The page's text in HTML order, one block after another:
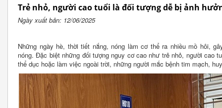
Trẻ nhỏ, người cao tuổi là đối tượng dễ bị ảnh
Ngày xuất bản: 12/06/2025
Những ngày hè, thời tiết nắng, nóng làm cơ thể ra nhiều mồ hôi,
nóng. Đặc biệt những đối tượng nguy cơ cao như trẻ nhỏ, người cao
thể dục hoặc làm việc ngoài trời, những người mắc bệnh tim mạch,